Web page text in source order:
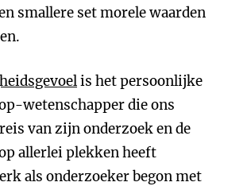
smallere set morele waarden
is het persoonlijke
wetenschapper die ons
van zijn onderzoek en de
allerlei plekken heeft
als onderzoeker begon met